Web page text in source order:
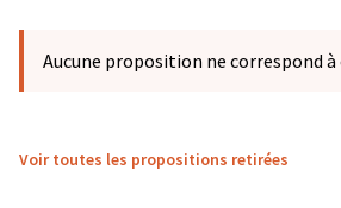
Aucune proposition ne correspond à
Voir toutes les propositions retirées